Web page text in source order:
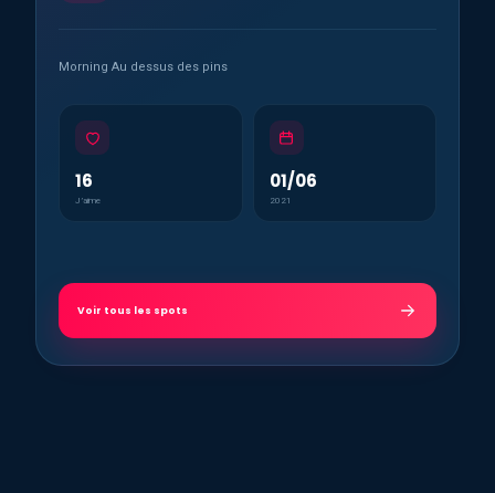
Morning Au dessus des pins
16
J’aime
01/06
2021
Voir tous les spots